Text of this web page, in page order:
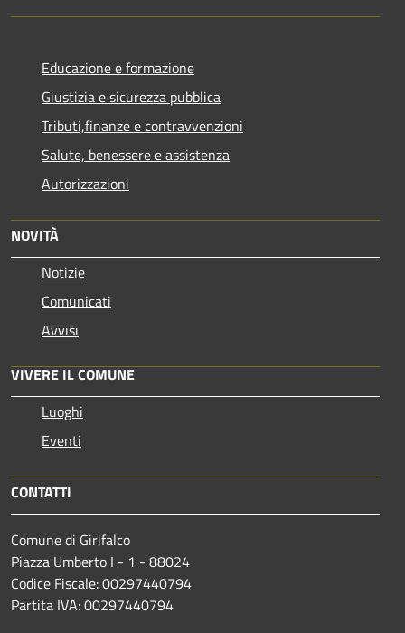
Educazione e formazione
Giustizia e sicurezza pubblica
Tributi,finanze e contravvenzioni
Salute, benessere e assistenza
Autorizzazioni
NOVITÀ
Notizie
Comunicati
Avvisi
VIVERE IL COMUNE
Luoghi
Eventi
CONTATTI
Comune di Girifalco
Piazza Umberto I - 1 - 88024
Codice Fiscale: 00297440794
Partita IVA: 00297440794